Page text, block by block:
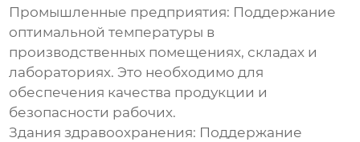
Промышленные предприятия: Поддержание
оптимальной температуры в
производственных помещениях, складах и
лабораториях. Это необходимо для
обеспечения качества продукции и
безопасности рабочих.
Здания здравоохранения: Поддержание